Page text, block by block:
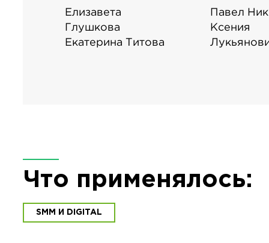
Елизавета
Глушкова
Екатерина Титова
Павел
Ксения
Что применялось:
SMM И DIGITAL